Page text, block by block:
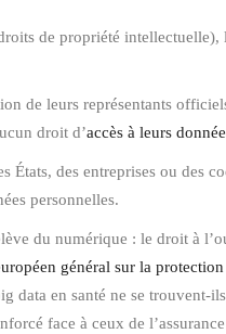
de propriété intellectuelle),
de leurs représentants
droit d’accès à leurs
des entreprises ou des
personnelles.
du numérique : le droit à
général sur la protection
en santé ne se trouvent-
face à ceux de